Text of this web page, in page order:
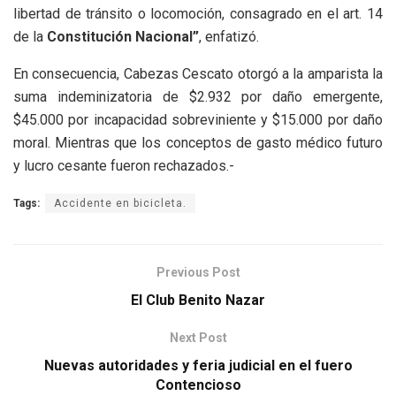
libertad de tránsito o locomoción, consagrado en el art. 14
de la Constitución Nacional”, enfatizó.
En consecuencia, Cabezas Cescato otorgó a la amparista la
suma indeminizatoria de $2.932 por daño emergente,
$45.000 por incapacidad sobreviniente y $15.000 por daño
moral. Mientras que los conceptos de gasto médico futuro
y lucro cesante fueron rechazados.-
Tags: Accidente en bicicleta.
Previous Post
El Club Benito Nazar
Next Post
Nuevas autoridades y feria judicial en el fuero
Contencioso